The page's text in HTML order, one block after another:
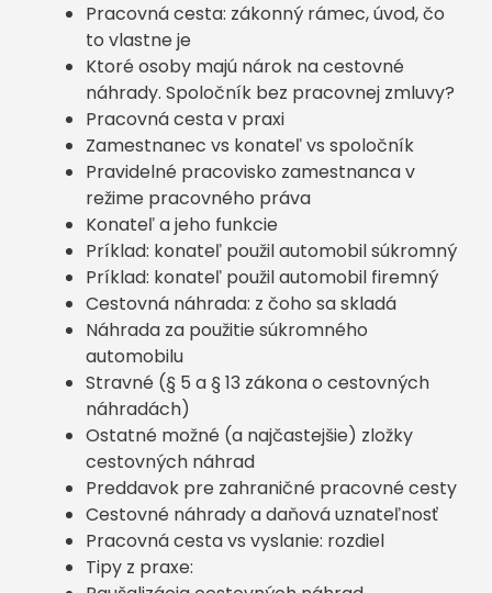
Pracovná cesta: zákonný rámec, úvod, čo
to vlastne je
Ktoré osoby majú nárok na cestovné
náhrady. Spoločník bez pracovnej zmluvy?
Pracovná cesta v praxi
Zamestnanec vs konateľ vs spoločník
Pravidelné pracovisko zamestnanca v
režime pracovného práva
Konateľ a jeho funkcie
Príklad: konateľ použil automobil súkromný
Príklad: konateľ použil automobil firemný
Cestovná náhrada: z čoho sa skladá
Náhrada za použitie súkromného
automobilu
Stravné (§ 5 a § 13 zákona o cestovných
náhradách)
Ostatné možné (a najčastejšie) zložky
cestovných náhrad
Preddavok pre zahraničné pracovné cesty
Cestovné náhrady a daňová uznateľnosť
Pracovná cesta vs vyslanie: rozdiel
Tipy z praxe: